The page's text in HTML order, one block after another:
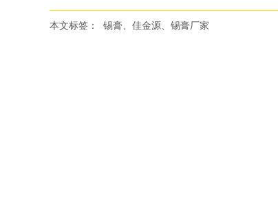
本文标签： 锡膏、佳金源、锡膏厂家